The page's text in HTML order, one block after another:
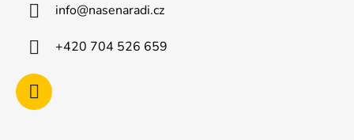
info@nasenaradi.cz
+420 704 526 659